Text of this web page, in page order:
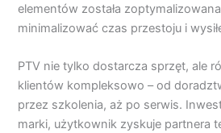
elementów została
minimalizować czas przestoju i
PTV nie tylko dostarcza sprzęt, ale
klientów kompleksowo – od
przez szkolenia, aż po serwis.
marki, użytkownik zyskuje partnera